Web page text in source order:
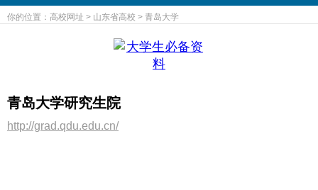
你的位置： 高校网址 > 山东省高校 > 青岛大学
青岛大学研究生院
http://grad.qdu.edu.cn/